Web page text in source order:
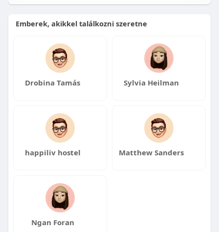
Emberek, akikkel találkozni szeretne
Drobina Tamás Sylvia Heilman
happiliv hostel Matthew Sanders
Ngan Foran